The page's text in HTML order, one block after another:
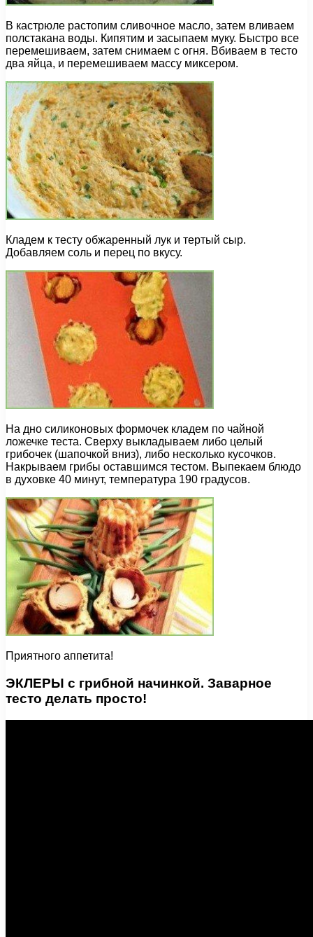
В кастрюле растопим сливочное масло, затем вливаем
полстакана воды. Кипятим и засыпаем муку. Быстро все
перемешиваем, затем снимаем с огня. Вбиваем в тесто
два яйца, и перемешиваем массу миксером.
Кладем к тесту обжаренный лук и тертый сыр.
Добавляем соль и перец по вкусу.
На дно силиконовых формочек кладем по чайной
ложечке теста. Сверху выкладываем либо целый
грибочек (шапочкой вниз), либо несколько кусочков.
Накрываем грибы оставшимся тестом. Выпекаем блюдо
в духовке 40 минут, температура 190 градусов.
Приятного аппетита!
ЭКЛЕРЫ с грибной начинкой. Заварное
тесто делать просто!